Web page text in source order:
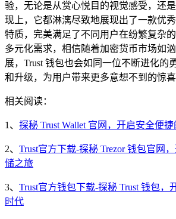
验，无论是从赏心悦目的视觉感受，还
现上，它都淋漓尽致地展现出了一款优
特质，完美满足了不同用户在纷繁复杂
多元化需求，相信随着加密货币市场如
展，Trust 钱包也会如同一位不断进化的
和升级，为用户带来更多意想不到的惊喜
相关阅读：
1、 探秘 Trust Wallet 官网，开启安全便
2、 Trust官方下载-探秘 Trezor 钱包官网
储之旅
3、 Trust官方钱包下载-探秘 Trust 钱包，
时代